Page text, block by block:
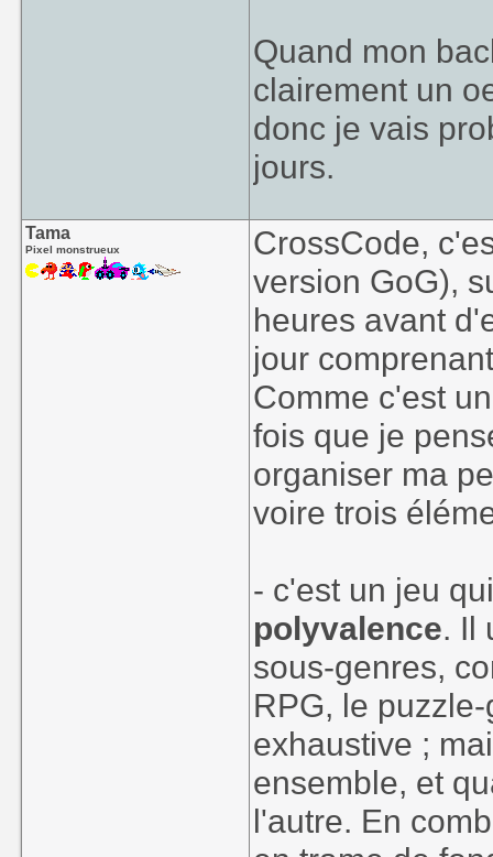
Quand mon
clairement un
donc je vais
jours.
Tama
Pixel monstrueux
CrossCode,
version GoG),
heures avant
jour
Comme c'est
fois que je
organiser ma
voire trois
- c'est un jeu
polyvalence. Il
sous-genres,
RPG, le
exhaustive ;
ensemble, et
l'autre. En